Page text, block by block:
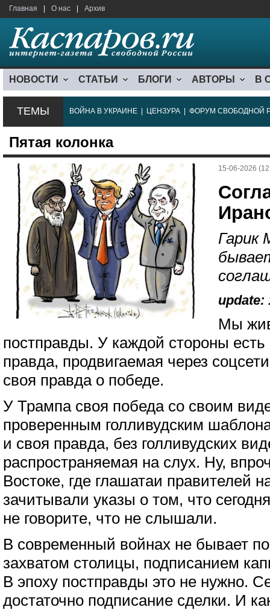
Главная О нас Архив
НОВОСТИ СТАТЬИ БЛОГИ АВТОРЫ В
ТЕМЫ ВОЙНА В УКРАИНЕ ЦЕНЗУРА ФОРУМ СВОБОДНОЙ
Пятая колонка
15-06-2026
Гарик
update:
Мы
постправды. У каждой стороны есть
правда, продвигаемая через
своя правда о победе.
У Трампа своя победа со своим
проверенным голливудским
и своя правда, без голливудских
распространяемая на слух. Ну,
Востоке, где глашатаи правителей
зачитывали указы о том, что
не говорите, что не слышали.
В современный войнах не бывает
захватом столицы, подписанием
В эпоху постправды это не нужно.
достаточно подписание сделки. И